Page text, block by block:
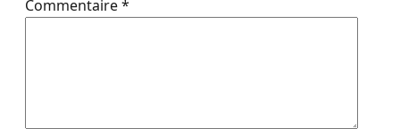
Commentaire*